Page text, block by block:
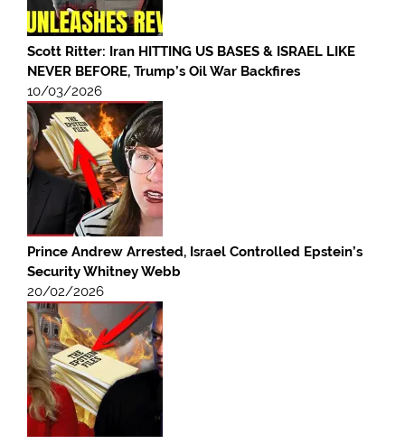
Scott Ritter: Iran HITTING US BASES & ISRAEL LIKE
NEVER BEFORE, Trump’s Oil War Backfires
10/03/2026
Prince Andrew Arrested, Israel Controlled Epstein’s
Security Whitney Webb
20/02/2026